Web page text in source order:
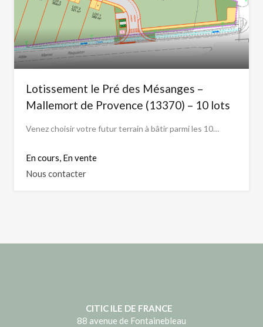
Lotissement le Pré des Mésanges –
Mallemort de Provence (13370) – 10 lots
Venez choisir votre futur terrain à bâtir parmi les 10…
En cours, En vente
Nous contacter
CITIC ILE DE FRANCE
88 avenue de Fontainebleau